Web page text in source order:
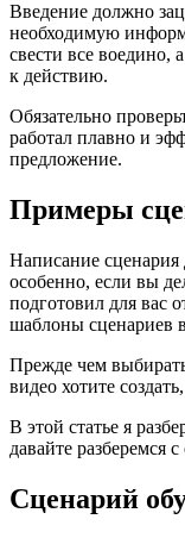
Введение должно
необходимую
свести все воедино,
к действию.
Обязательно
работал плавно и
предложение.
Примеры
Написание сценария
особенно, если вы
подготовил для вас
шаблоны сценариев
Прежде чем
видео хотите
В этой статье я
давайте разберемся
Сценарий